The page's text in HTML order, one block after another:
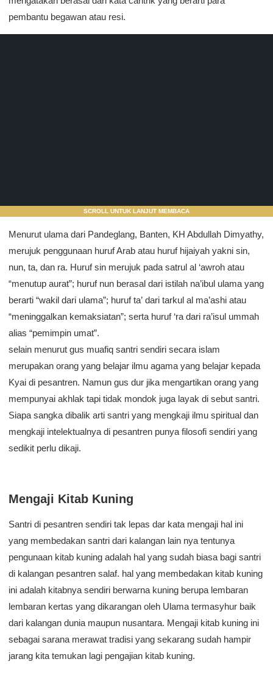
pembantu begawan atau resi.
SCROLL UNTUK LANJUT MEMBACA
Menurut ulama dari Pandeglang, Banten, KH Abdullah Dimyathy,
merujuk penggunaan huruf Arab atau huruf hijaiyah yakni sin,
nun, ta, dan ra. Huruf sin merujuk pada satrul al ‘awroh atau
“menutup aurat”; huruf nun berasal dari istilah na’ibul ulama yang
berarti “wakil dari ulama”; huruf ta’ dari tarkul al ma’ashi atau
“meninggalkan kemaksiatan”; serta huruf ‘ra dari ra’isul ummah
alias “pemimpin umat”.
selain menurut gus muafiq santri sendiri secara islam
merupakan orang yang belajar ilmu agama yang belajar kepada
Kyai di pesantren. Namun gus dur jika mengartikan orang yang
mempunyai akhlak tapi tidak mondok juga layak di sebut santri.
Siapa sangka dibalik arti santri yang mengkaji ilmu spiritual dan
mengkaji intelektualnya di pesantren punya filosofi sendiri yang
sedikit perlu dikaji.
Mengaji Kitab Kuning
Santri di pesantren sendiri tak lepas dar kata mengaji hal ini
yang membedakan santri dari kalangan lain nya tentunya
pengunaan kitab kuning adalah hal yang sudah biasa bagi santri
di kalangan pesantren salaf. hal yang membedakan kitab kuning
ini adalah kitabnya sendiri berwarna kuning berupa lembaran
lembaran kertas yang dikarangan oleh Ulama termasyhur baik
dari kalangan dunia maupun nusantara. Mengaji kitab kuning ini
sebagai sarana merawat tradisi yang sekarang sudah hampir
jarang kita temukan lagi pengajian kitab kuning.